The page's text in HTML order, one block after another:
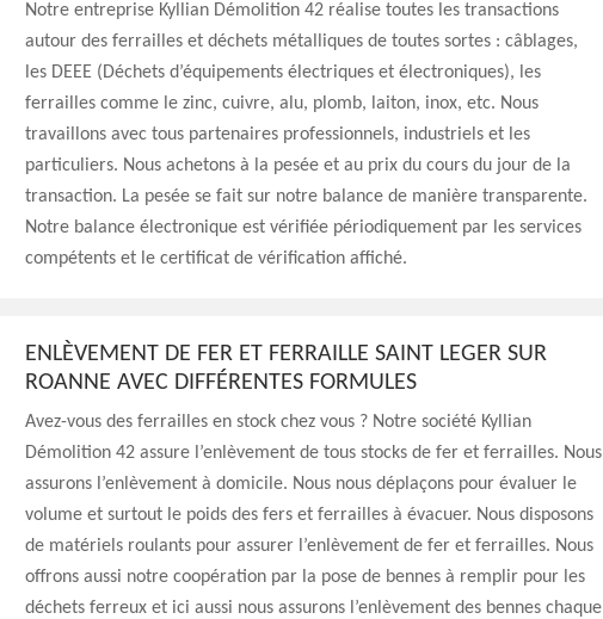
Notre entreprise Kyllian Démolition 42 réalise toutes les transactions
autour des ferrailles et déchets métalliques de toutes sortes : câblages,
les DEEE (Déchets d’équipements électriques et électroniques), les
ferrailles comme le zinc, cuivre, alu, plomb, laiton, inox, etc. Nous
travaillons avec tous partenaires professionnels, industriels et les
particuliers. Nous achetons à la pesée et au prix du cours du jour de la
transaction. La pesée se fait sur notre balance de manière transparente.
Notre balance électronique est vérifiée périodiquement par les services
compétents et le certificat de vérification affiché.
ENLÈVEMENT DE FER ET FERRAILLE SAINT LEGER SUR
ROANNE AVEC DIFFÉRENTES FORMULES
Avez-vous des ferrailles en stock chez vous ? Notre société Kyllian
Démolition 42 assure l’enlèvement de tous stocks de fer et ferrailles. Nous
assurons l’enlèvement à domicile. Nous nous déplaçons pour évaluer le
volume et surtout le poids des fers et ferrailles à évacuer. Nous disposons
de matériels roulants pour assurer l’enlèvement de fer et ferrailles. Nous
offrons aussi notre coopération par la pose de bennes à remplir pour les
déchets ferreux et ici aussi nous assurons l’enlèvement des bennes chaque